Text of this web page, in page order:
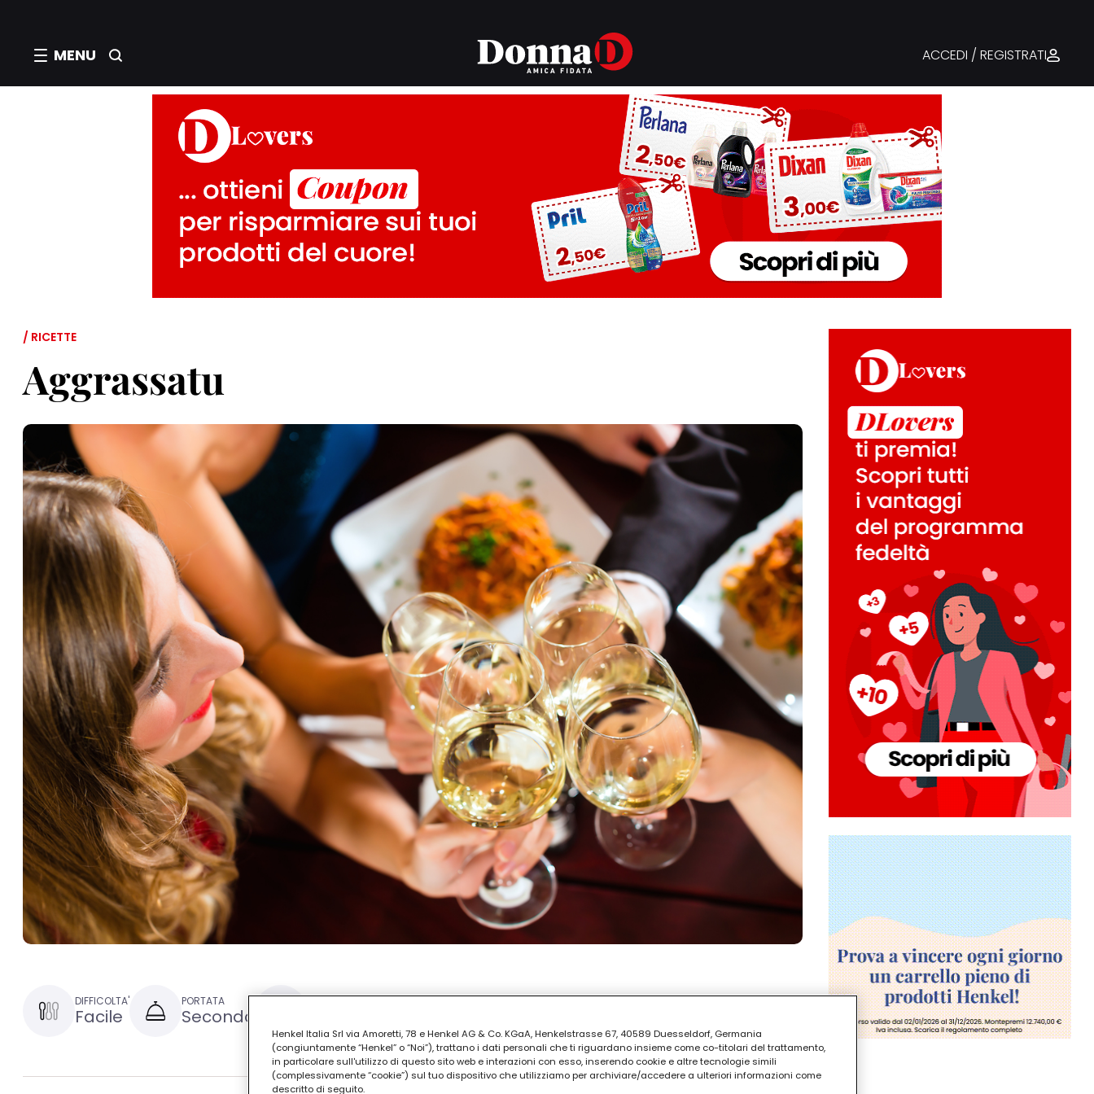
MENU ACCEDI / REGISTRATI
/ RICETTE
Aggrassatu
DIFFICOLTA'
Facile
PORTATA
Secondo
TEMPO DI PREPARAZIONE
Henkel Italia Srl via Amoretti, 78 e Henkel AG & Co. KGaA, Henkelstrasse 67, 40589 Duesseldorf, Germania
(congiuntamente “Henkel” o “Noi”), trattano i dati personali che ti riguardano insieme come co-titolari del trattamento,
in particolare sull'utilizzo di questo sito web e interazioni con esso, inserendo cookie e altre tecnologie simili
(complessivamente “cookie”) sul tuo dispositivo che utilizziamo per archiviare/accedere a ulteriori informazioni come
descritto di seguito.